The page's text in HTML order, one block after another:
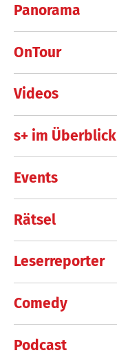
Panorama
OnTour
Videos
s+ im Überblick
Events
Rätsel
Leserreporter
Comedy
Podcast